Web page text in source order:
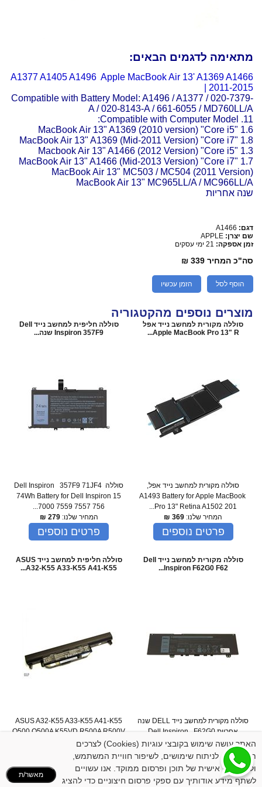
מתאימה לדגמים הבאים:
A1377 A1405 A1496 Apple MacBook Air 13' A1369 A1466
| 2011-2015
Compatible with Battery Model: A1496 / A1377 / 020-7379-
A / 020-8143-A / 661-6055 / MD760LL/A
11. Compatible with Computer Model:
MacBook Air 13" A1369 (2010 version) "Core i5" 1.6
MacBook Air 13" A1369 (Mid-2011 Version) "Core i7" 1.8
Macbook Air 13" A1466 (2012 Version) "Core i5" 1.3
MacBook Air 13" A1466 (Mid-2013 Version) "Core i7" 1.7
MacBook Air 13" MC503 / MC504 (2011 Version)
MacBook Air 13" MC965LL/A / MC966LL/A
שנה אחריות
דגם: A1466
שם יצרן: APPLE
זמן אספקה: 21 ימי עסקים
סה"כ המחיר 339 ₪
הוסף לסל הזמן עכשיו
מוצרים נוספים מהקטגוריה
סוללה מקורית למחשב נייד אפל
Apple MacBook Pro 13" R...
סוללה מקורית למחשב נייד אפל,
A1493 Battery for Apple MacBook
Pro 13" Retina A1502 201...
המחיר שלנו: 369
₪
פרטים נוספים
סוללה חליפית למחשב נייד Dell
Inspiron 357F9 שנה...
סוללה Dell Inspiron 357F9 71JF4
74Wh Battery for Dell Inspiron 15
7000 7559 7557 756...
המחיר שלנו:279
₪
פרטים נוספים
סוללה מקורית למחשב נייד Dell
Inspiron F62G0 F62...
סוללה מקורית למחשב נייד DELL שנה
אחריות Dell Inspiron F62G0
F62GO 13 7000 7373 737...
המחיר שלנו: 369
₪
פרטים נוספים
סוללה חליפית למחשב נייד ASUS
A32-K55 A33-K55 A41-K55...
ASUS A32-K55 A33-K55 A41-K55
Q500 Q500A K55VD R500A R500V
R500VD שנה אחריות
המחיר שלנו:
פרטים נוספים
האתר עושה שימוש בקובצי עוגיות (Cookies) לצרכים
תפעוליים, לניתוח שימושים, לשיפור חוויית המשתמש,
ולהתאמה אישית של תוכן ופרסום ממוקד. אנו עשויים
לשתף מידע אודותיך עם ספקי פרסום חיצוניים כדי להציג
מאשר/ת